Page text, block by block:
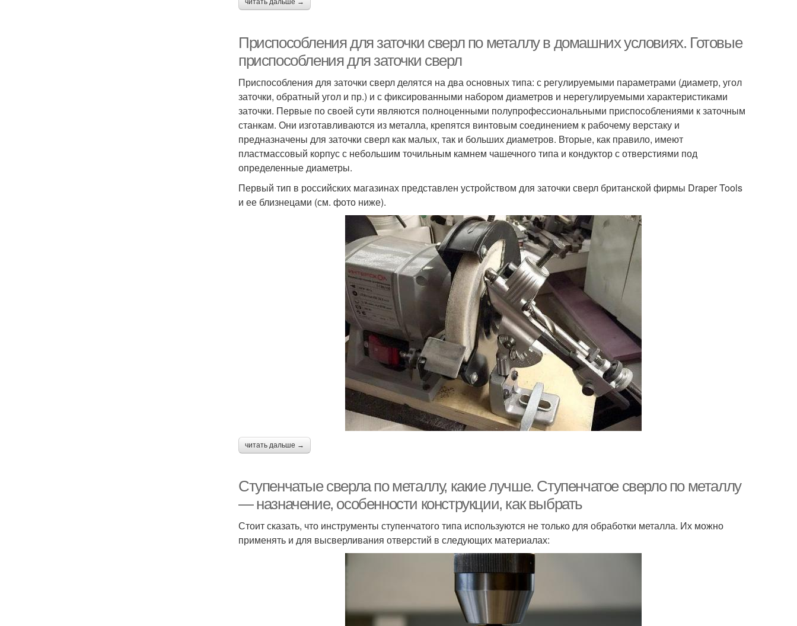
читать дальше →
Приспособления для заточки сверл по металлу в домашних условиях. Готовые
приспособления для заточки сверл
Приспособления для заточки сверл делятся на два основных типа: с регулируемыми параметрами (диаметр, угол
заточки, обратный угол и пр.) и с фиксированными набором диаметров и нерегулируемыми характеристиками
заточки. Первые по своей сути являются полноценными полупрофессиональными приспособлениями к заточным
станкам. Они изготавливаются из металла, крепятся винтовым соединением к рабочему верстаку и
предназначены для заточки сверл как малых, так и больших диаметров. Вторые, как правило, имеют
пластмассовый корпус с небольшим точильным камнем чашечного типа и кондуктор с отверстиями под
определенные диаметры.
Первый тип в российских магазинах представлен устройством для заточки сверл британской фирмы Draper Tools
и ее близнецами (см. фото ниже).
читать дальше →
Ступенчатые сверла по металлу, какие лучше. Ступенчатое сверло по металлу
— назначение, особенности конструкции, как выбрать
Стоит сказать, что инструменты ступенчатого типа используются не только для обработки металла. Их можно
применять и для высверливания отверстий в следующих материалах: